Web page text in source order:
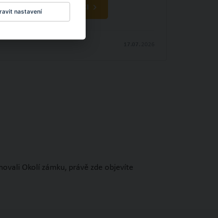
OBJEVTE NOVÉ VĚCI
Okolí zámku, právě zde objevíte
nastavení